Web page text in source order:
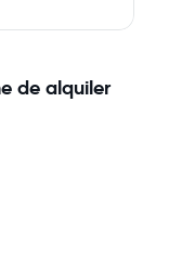
de alquiler